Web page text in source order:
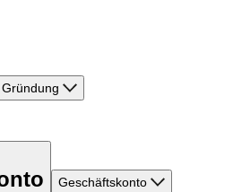
Gründung
Geschäftskonto